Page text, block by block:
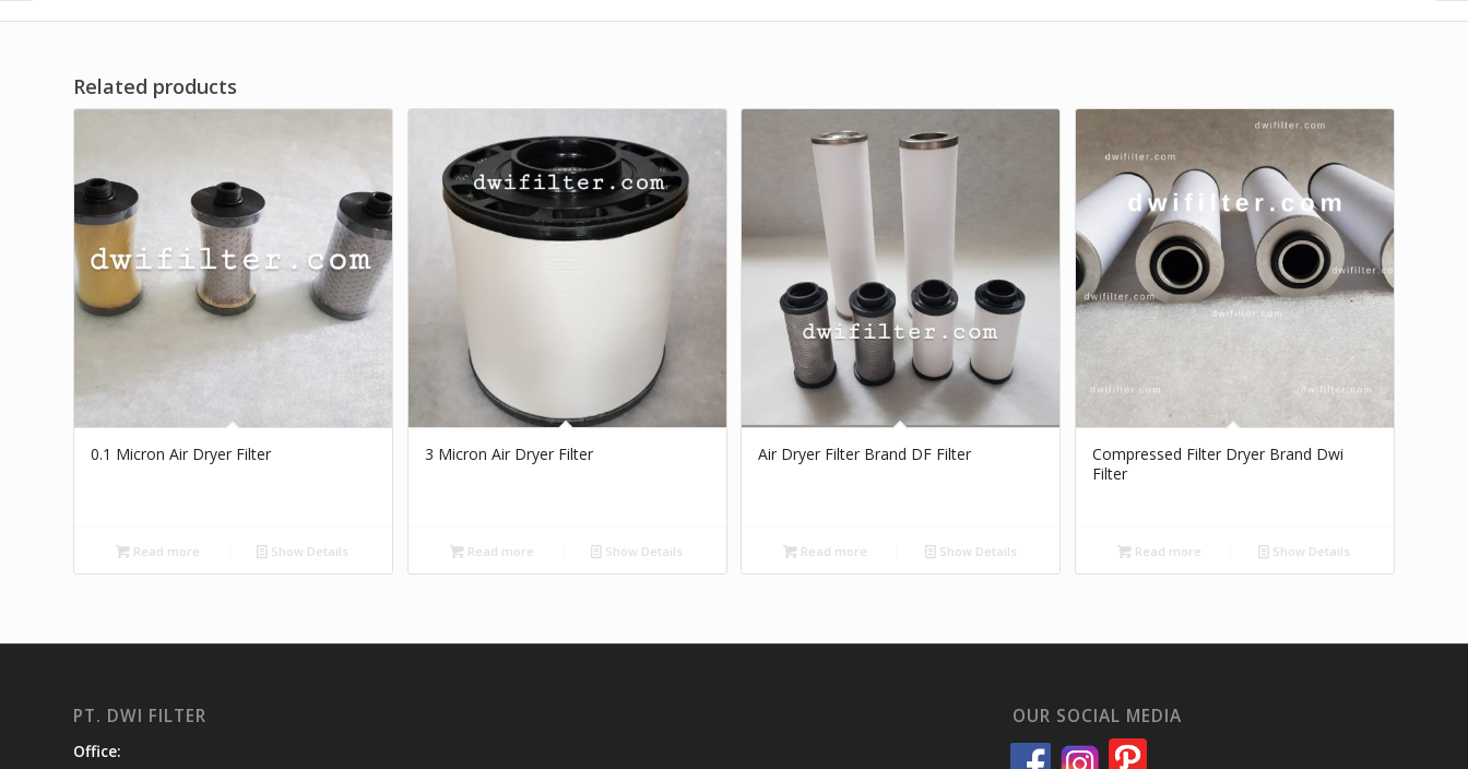
Related products
0.1 Micron Air Dryer Filter
Read more Show Details
3 Micron Air Dryer Filter
Read more Show Details
Air Dryer Filter Brand DF Filter
Read more Show Details
Compressed Filter Dryer Brand Dwi
Filter
Read more Show Details
PT. DWI FILTER
Office:
OUR SOCIAL MEDIA